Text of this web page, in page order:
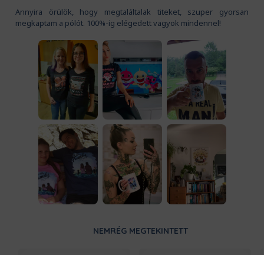
Annyira örülök, hogy megtaláltalak titeket, szuper gyorsan
megkaptam a pólót. 100%-ig elégedett vagyok mindennel!
NEMRÉG MEGTEKINTETT